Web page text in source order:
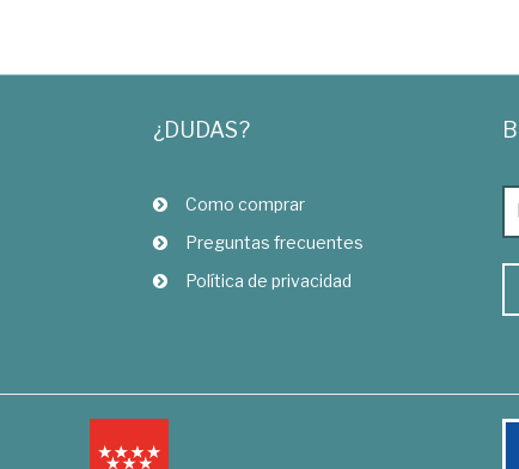
¿DUDAS?
Como comprar
Preguntas frecuentes
Política de privacidad